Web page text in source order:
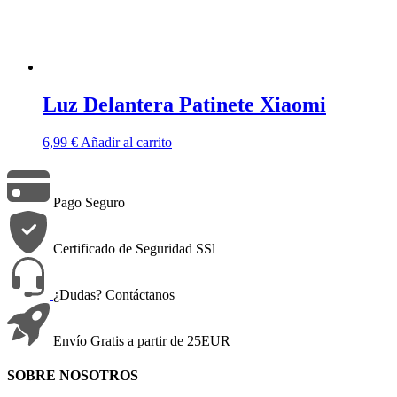
Luz Delantera Patinete Xiaomi
6,99 € Añadir al carrito
Pago Seguro
Certificado de Seguridad SSl
¿Dudas? Contáctanos
Envío Gratis a partir de 25EUR
SOBRE NOSOTROS